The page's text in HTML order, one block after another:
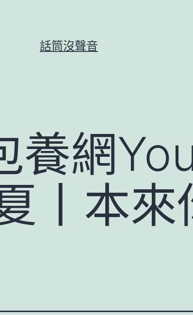
話筒沒聲音
養網
丨本來